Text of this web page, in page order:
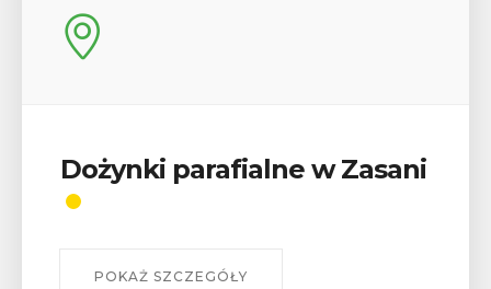
Wykład „Jak zdobyć
odznaki na myślenickich
W środę 12 sierpnia o godz. 17 w Miejskiej